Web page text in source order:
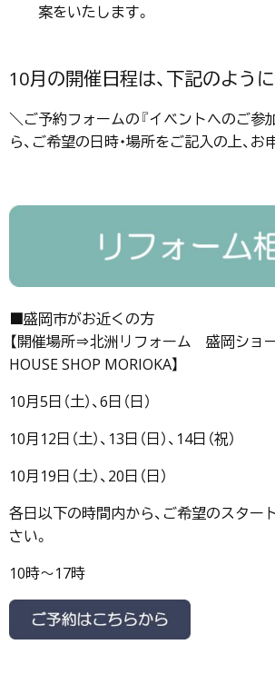
案をいたします。
10月の開催日程は、下記のように
＼ご予約フォームの『イベントへのご参
ら、ご希望の日時・場所をご記入の上、
■盛岡市がお近くの方
【開催場所⇒北洲リフォーム 盛岡ショ
HOUSE SHOP MORIOKA】
10月5日（土）、6日（日）
10月12日（土）、13日（日）、14日（祝）
10月19日（土）、20日（日）
各日以下の時間内から、ご希望のスター
さい。
10時～17時